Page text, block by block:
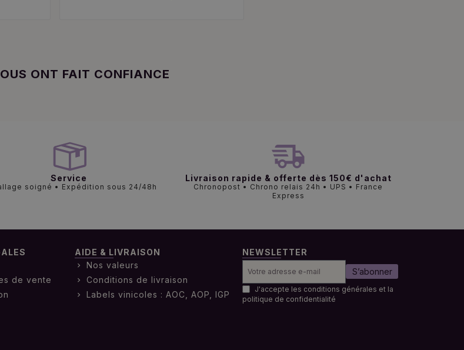
ONT FAIT CONFIANCE
Service
soigné • Expédition sous 24/48h
Livraison rapide & offerte dès 150€ d'achat
Chronopost • Chrono relais 24h • UPS • France
Express
de vente
AIDE & LIVRAISON
Nos valeurs
Conditions de livraison
Labels vinicoles : AOC, AOP, IGP
NEWSLETTER
S’abonner
J'accepte les conditions générales et la
politique de confidentialité